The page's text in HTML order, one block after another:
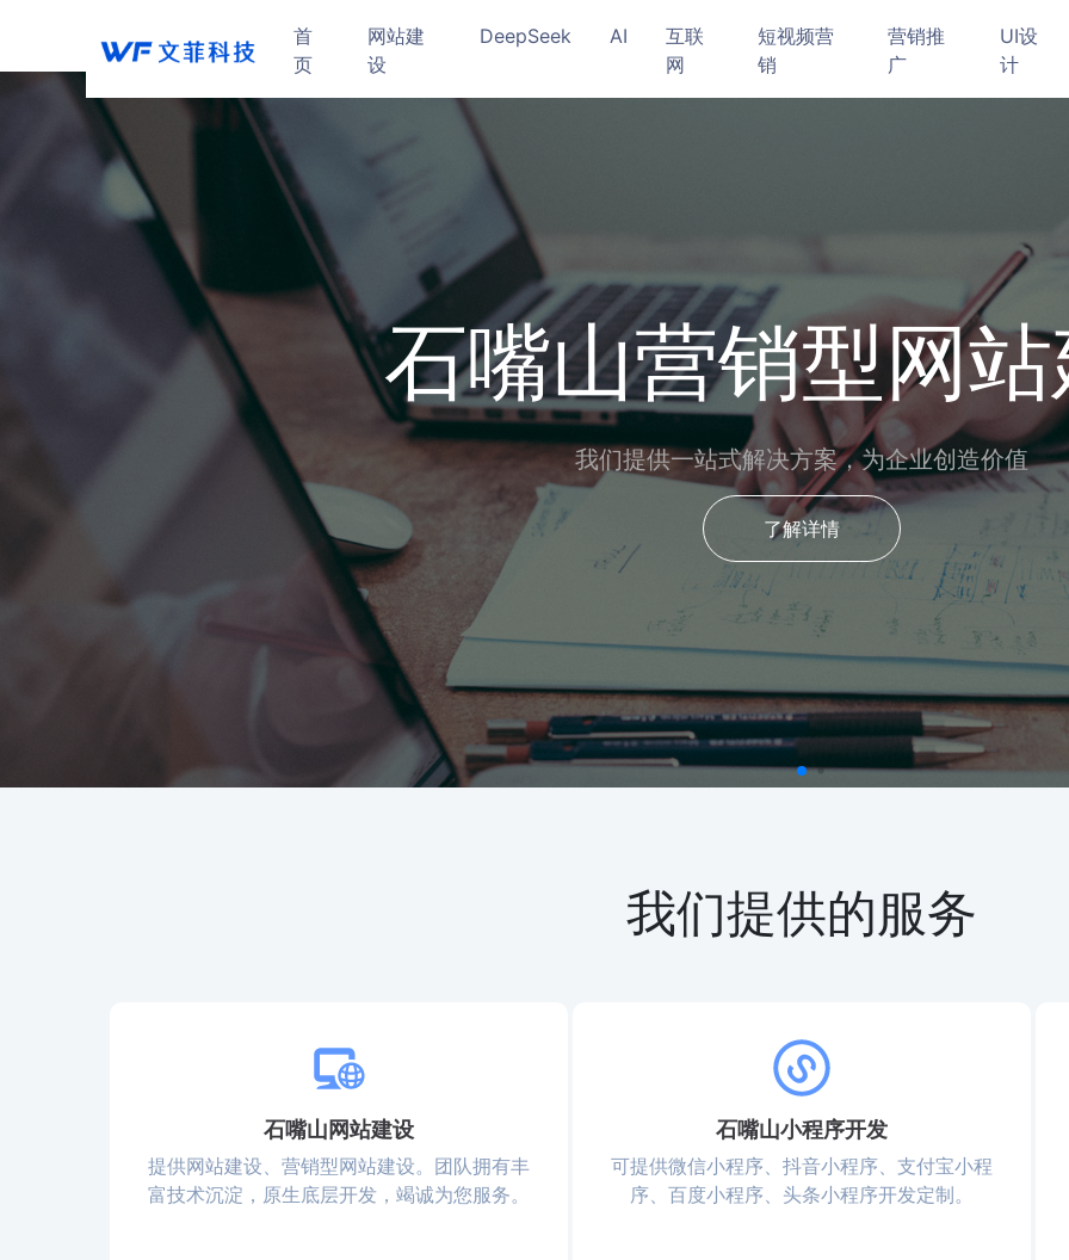
首
页
网站建
设
DeepSeek AI
互联
网
短视频营
销
营销推
广
UI设
计
石嘴山营销型网
我们提供一站式解决方案，为企业创造价值
了解详情
我们提供的服务
石嘴山网站建设
提供网站建设、营销型网站建设。团队拥有丰
富技术沉淀，原生底层开发，竭诚为您服务。
石嘴山小程序开发
可提供微信小程序、抖音小程序、支付宝小程
序、百度小程序、头条小程序开发定制。